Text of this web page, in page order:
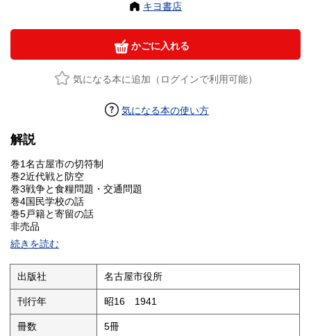
キヨ書店
かごに入れる
気になる本に追加（ログインで利用可能）
気になる本の使い方
解説
巻1名古屋市の切符制
巻2近代戦と防空
巻3戦争と食糧問題・交通問題
巻4国民学校の話
巻5戸籍と寄留の話
非売品
続きを読む
出版社 名古屋市役所
刊行年 昭16 1941
冊数 5冊